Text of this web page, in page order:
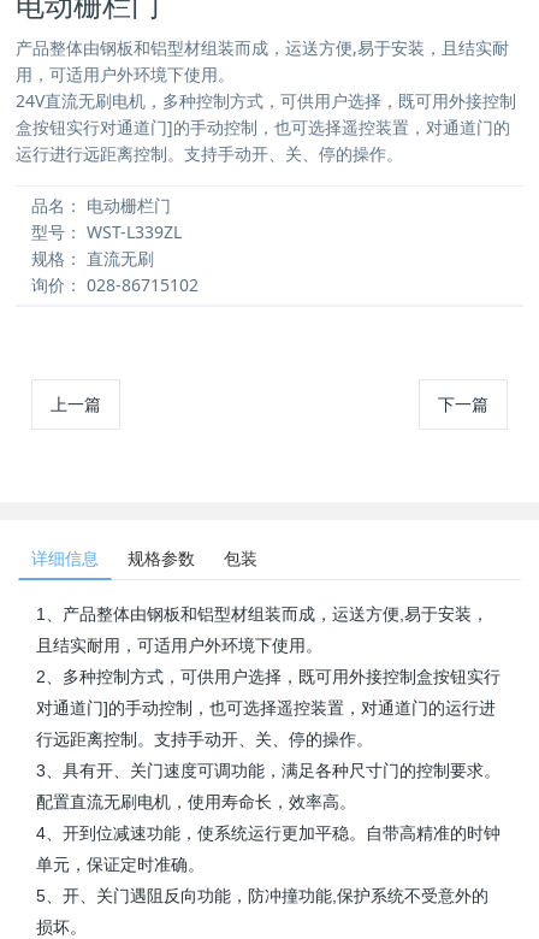
产品整体由钢板和铝型材组装而成，运送方便,易于安装，且结实耐
用，可适用户外环境下使用。
24V直流无刷电机，多种控制方式，可供用户选择，既可用外接控制
盒按钮实行对通道门]的手动控制，也可选择遥控装置，对通道门的
运行进行远距离控制。支持手动开、关、停的操作。
品名： 电动栅栏门
型号： WST-L339ZL
规格： 直流无刷
询价： 028-86715102
上一篇 下一篇
详细信息 规格参数 包装
1、产品整体由钢板和铝型材组装而成，运送方便,易于安装，
且结实耐用，可适用户外环境下使用。
2、多种控制方式，可供用户选择，既可用外接控制盒按钮实行
对通道门]的手动控制，也可选择遥控装置，对通道门的运行进
行远距离控制。支持手动开、关、停的操作。
3、具有开、关门速度可调功能，满足各种尺寸门的控制要求。
配置直流无刷电机，使用寿命长，效率高。
4、开到位减速功能，使系统运行更加平稳。自带高精准的时钟
单元，保证定时准确。
5、开、关门遇阻反向功能，防冲撞功能,保护系统不受意外的
损坏。